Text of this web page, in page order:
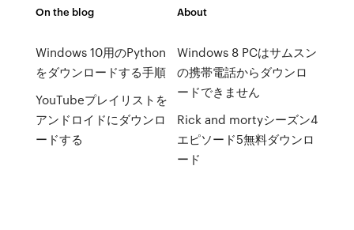
On the blog
Windows 10用のPython
をダウンロードする手順
YouTubeプレイリストを
アンドロイドにダウンロ
ードする
About
Windows 8 PCはサムスン
の携帯電話からダウンロ
ードできません
Rick and mortyシーズン4
エピソード5無料ダウンロ
ード